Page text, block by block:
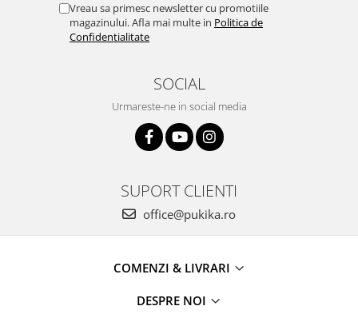
Vreau sa primesc newsletter cu promotiile
magazinului. Afla mai multe in Politica de
Confidentialitate
SOCIAL
Urmareste-ne in social media
SUPORT CLIENTI
office@pukika.ro
COMENZI & LIVRARI
DESPRE NOI